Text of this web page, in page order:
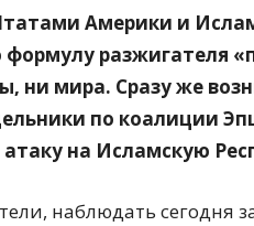
Америки и
разжигателя
ни мира. Сразу же
по коалиции
на Исламскую
наблюдать сегодня